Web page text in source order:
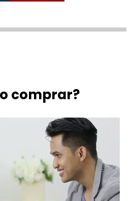
comprar?